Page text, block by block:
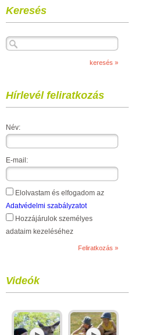
Keresés
Hírlevél feliratkozás
Név:
E-mail:
Elolvastam és elfogadom az
Adatvédelmi szabályzatot
Hozzájárulok személyes
adataim kezeléséhez
Videók